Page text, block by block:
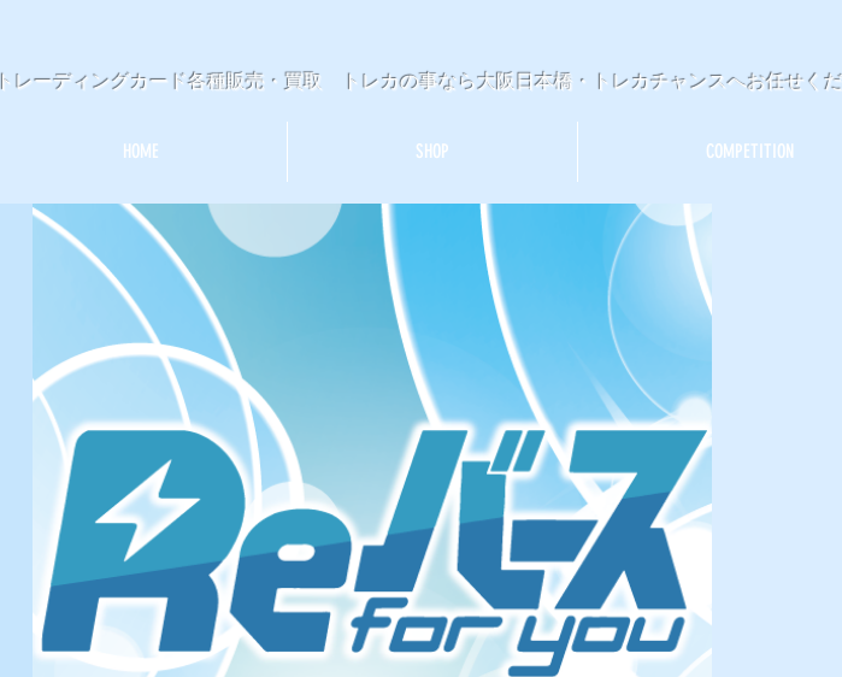
トレーディングカード各種販売・買取 トレカの事なら大阪日本橋・トレカチャンスへお任せく
HOME SHOP COMPETITION